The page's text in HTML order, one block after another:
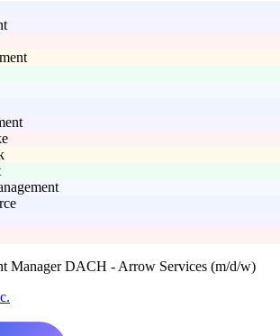
Manager DACH - Arrow Services (m/d/w)